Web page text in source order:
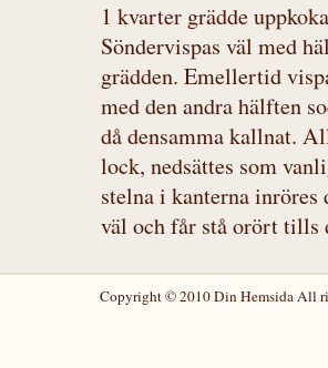
1 kvarter grädde
Söndervispas väl med
grädden. Emellertid
med den andra hälften
då densamma kallnat.
lock, nedsättes som
stelna i kanterna
väl och får stå orört tills
Copyright © 2010 Din Hemsida All